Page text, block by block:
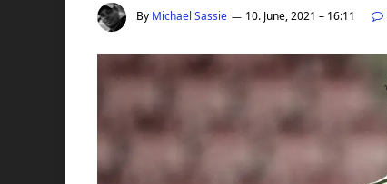
By Michael Sassie 10. June, 2021 – 16:11